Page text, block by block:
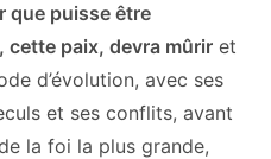
que puisse être
cette paix, devra mûrir et
d’évolution, avec ses
et ses conflits, avant
la foi la plus grande,